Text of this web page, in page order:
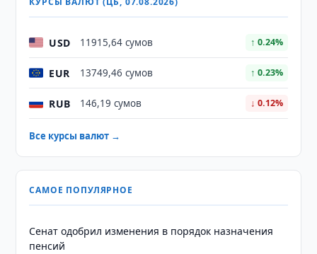
USD 11915,64 сумов ↑ 0.24%
EUR 13749,46 сумов ↑ 0.23%
RUB 146,19 сумов ↓ 0.12%
Все курсы валют →
САМОЕ ПОПУЛЯРНОЕ
Сенат одобрил изменения в порядок назначения
пенсий